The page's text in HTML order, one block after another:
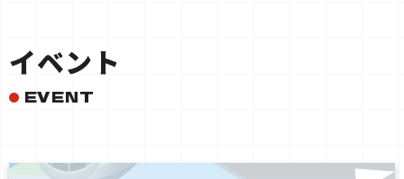
イベント
EVENT